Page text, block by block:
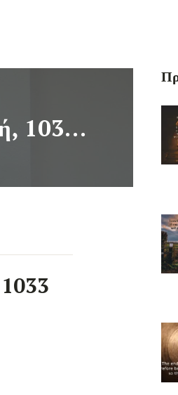
Βασίλης Αδάμ, Προς Εφεσίους Επιστολή, 1033 κεφ. Α’ εδ. 5 – 9/1/25